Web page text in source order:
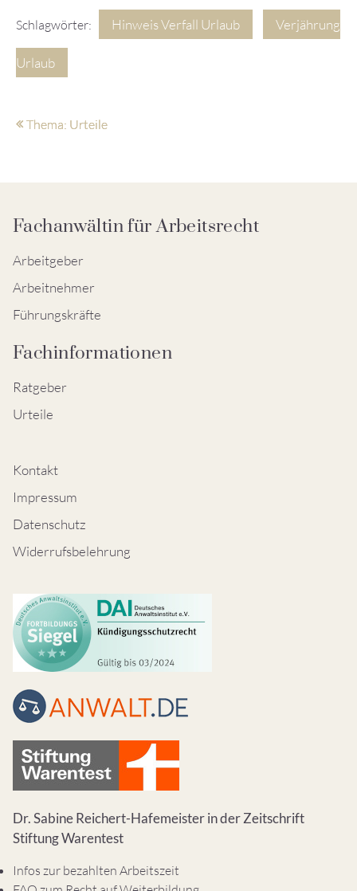
Schlagwörter: Hinweis Verfall Urlaub Verjährung
Urlaub
Thema: Urteile
Fachanwältin für Arbeitsrecht
Arbeitgeber
Arbeitnehmer
Führungskräfte
Fachinformationen
Ratgeber
Urteile
Kontakt
Impressum
Datenschutz
Widerrufsbelehrung
Dr. Sabine Reichert-Hafemeister in der Zeitschrift
Stiftung Warentest
Infos zur bezahlten Arbeitszeit